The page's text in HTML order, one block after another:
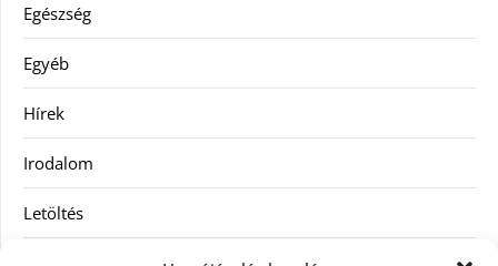
Egészség
Egyéb
Hírek
Irodalom
Letöltés